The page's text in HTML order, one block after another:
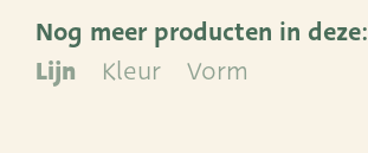
ADRES
Leemolen 70
Nog meer producten in deze:
Lijn
Kleur Vorm